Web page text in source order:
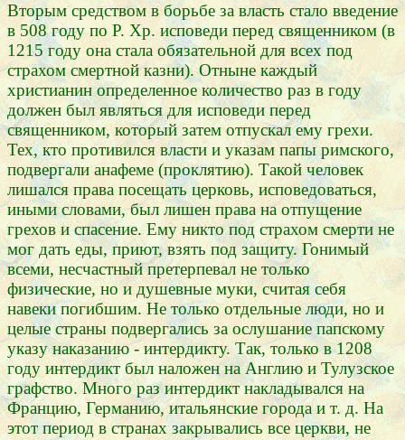
Вторым средством в борьбе за власть стало введение
в 508 году по Р. Хр. исповеди перед священником (в
1215 году она стала обязательной для всех под
страхом смертной казни). Отныне каждый
христианин определенное количество раз в году
должен был являться для исповеди перед
священником, который затем отпускал ему грехи.
Тех, кто противился власти и указам папы римского,
подвергали анафеме (проклятию). Такой человек
лишался права посещать церковь, исповедоваться,
иными словами, был лишен права на отпущение
грехов и спасение. Ему никто под страхом смерти не
мог дать еды, приют, взять под защиту. Гонимый
всеми, несчастный претерпевал не только
физические, но и душевные муки, считая себя
навеки погибшим. Не только отдельные люди, но и
целые страны подвергались за ослушание папскому
указу наказанию - интердикту. Так, только в 1208
году интердикт был наложен на Англию и Тулузское
графство. Много раз интердикт накладывался на
Францию, Германию, итальянские города и т. д. На
этот период в странах закрывались все церкви, не